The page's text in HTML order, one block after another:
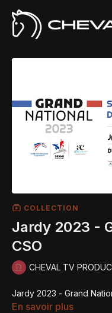
COLLECTION
Jardy 2023 -
CSO
CHEVAL TV
Jardy 2023 - Grand
En savoir plus